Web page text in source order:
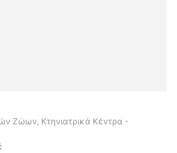
Ζώων, Κτηνιατρικά Κέντρα -